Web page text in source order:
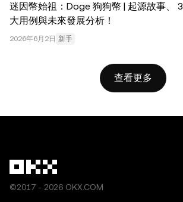
迷因幣始祖：Doge 狗狗幣 | 起源故事、 3
大用例與未來發展分析！
2026年6月2日 新手
查看更多
©2017 - 2026 OKX.COM